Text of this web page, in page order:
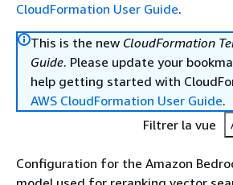
CloudFormation User Guide.
This is the new CloudFormation
Guide. Please update your
help getting started with
AWS CloudFormation User Guide.
Filtrer la vue
Configuration for the Amazon